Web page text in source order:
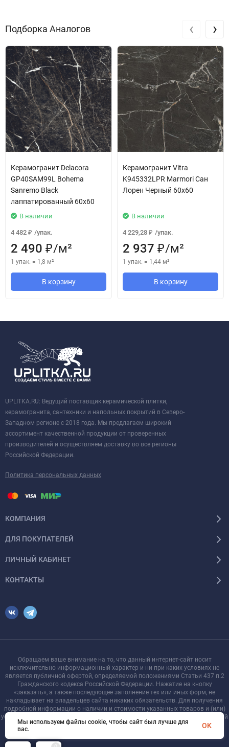
Подборка Аналогов
Керамогранит Delacora
GP40SAM99L Bohema
Sanremo Black
лаппатированный 60x60
В наличии
4 482 ₽ /упак.
2 490 ₽/м²
1 упак. = 1,8 м²
В корзину
Керамогранит Vitra
K945332LPR Marmori Сан
Лорен Черный 60x60
В наличии
4 229,28 ₽ /упак.
2 937 ₽/м²
1 упак. = 1,44 м²
В корзину
‹ ›
UPLITKA.RU: Ведущий поставщик керамической плитки,
керамогранита, сантехники и напольных покрытий в Северо-
Западном регионе с 2018 года. Мы предлагаем широкий
ассортимент качественной продукции от проверенных
производителей и осуществляем доставку во все регионы
Российской Федерации.
Политика персональных данных
КОМПАНИЯ
ДЛЯ ПОКУПАТЕЛЕЙ
ЛИЧНЫЙ КАБИНЕТ
КОНТАКТЫ
Обращаем ваше внимание на то, что данный интернет-сайт носит
исключительно информационный характер и ни при каких условиях не
является публичной офертой, определяемой положениями Статьи 437 п.2
Гражданского кодекса Российской Федерации. Нажатие на кнопку
«заказать», а также последующее заполнение тех или иных форм, не
накладывает на владельцев сайта никаких обязательств. Для получения
подробной информации о наличии и стоимости указанных товаров и (или)
услуг, пожалуйста, обращайтесь к менеджеру сайта с помощью специальной
формы связи или по телефону +7 921 755-09-90
Мы используем файлы cookie, чтобы сайт был лучше для
вас.
OK